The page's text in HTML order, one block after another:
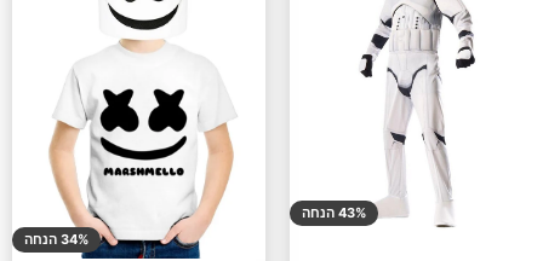
43% הנחה
34% הנחה